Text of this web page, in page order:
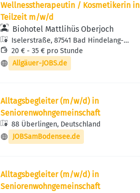
Wellnesstherapeutin / Kosmetikerin in
Teilzeit m/w/d
Biohotel Mattlihüs Oberjoch
Iselerstraße, 87541 Bad Hindelang-
Oberjoch, Deutschland
20 € - 35 € pro Stunde
Allgäuer-JOBS.de
Alltagsbegleiter (m/w/d) in
Seniorenwohngemeinschaft
88 Überlingen, Deutschland
JOBSamBodensee.de
Alltagsbegleiter (m/w/d) in
Seniorenwohngemeinschaft